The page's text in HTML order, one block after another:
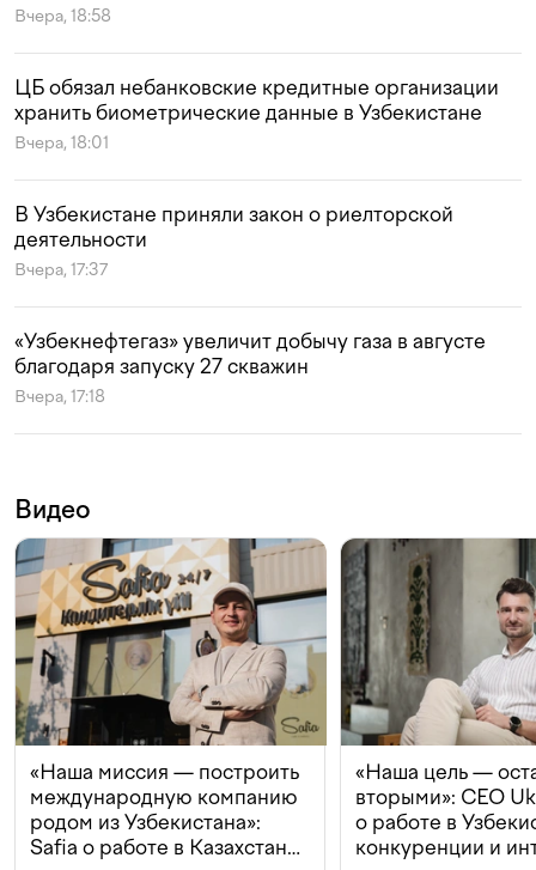
Вчера, 18:58
ЦБ обязал небанковские кредитные организации
хранить биометрические данные в Узбекистане
Вчера, 18:01
В Узбекистане приняли закон о риелторской
деятельности
Вчера, 17:37
«Узбекнефтегаз» увеличит добычу газа в августе
благодаря запуску 27 скважин
Вчера, 17:18
Видео
«Наша миссия — построить
международную компанию
родом из Узбекистана»:
Safia о работе в Казахстане,
«Наша цель —
вторыми»: CEO
о работе в
конкуренции и